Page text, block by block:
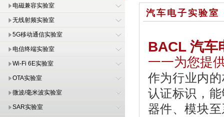
电磁兼容实验室
无线射频实验室
5G移动通信实验室
电信终端实验室
Wi-Fi 6E实验室
OTA实验室
微波/毫米波实验室
SAR实验室
汽车电子实验室
BACL 汽车
一一为您提
作为行业内
认证标识，
器件、模块